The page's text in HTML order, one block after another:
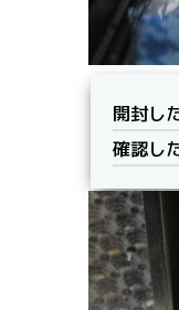
開封し
確認し